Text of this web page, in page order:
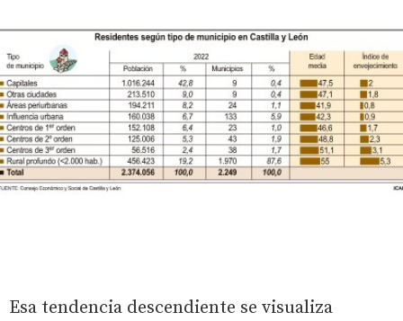
Esa tendencia descendiente se visualiza